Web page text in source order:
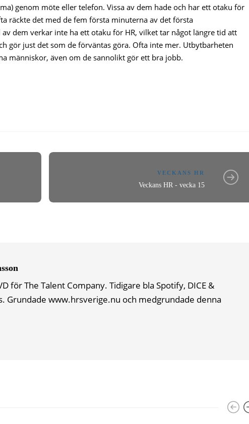
genom möte eller telefon. Vissa av dem hade och har ett otaku för
räckte det med de fem första minuterna av det första
dem verkar inte ha ett otaku för HR, vilket tar något längre tid att
gör just det som de förväntas göra. Ofta inte mer. Utbytbarheten
människor, även om de sannolikt gör ett bra jobb.
VECKANS HR
Veckans HR - vecka 15
för The Talent Company. Tidigare bla Spotify, DICE &
Grundade www.hrsverige.nu och medgrundade denna